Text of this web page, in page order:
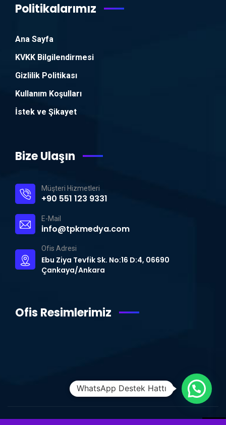
Politikalarımız
Ana Sayfa
KVKK Bilgilendirmesi
Gizlilik Politikası
Kullanım Koşulları
İstek ve Şikayet
Bize Ulaşın
Müşteri Hizmetleri
+90 551 123 9331
E-Mail
info@tpkmedya.com
Ofis Adresi
Ebu Ziya Tevfik Sk. No:16 D:4, 06690
Çankaya/Ankara
Ofis Resimlerimiz
© Copyright 2015 – 2024 | TPK MEDYA | Tüm Hakları Saklıdır.Ankara
WhatsApp Destek Hattı